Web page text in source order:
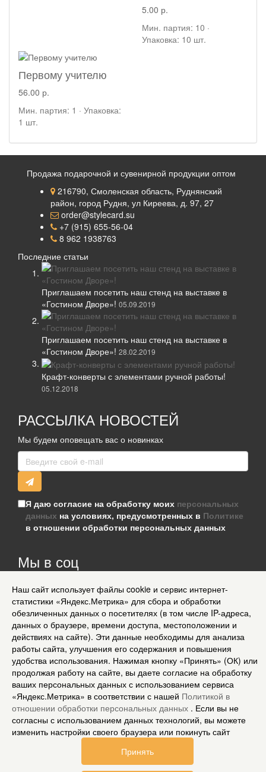
5.00 р.
Мин. партия: 10 ·
Упаковка: 10 шт.
Первому учителю
56.00 р.
Мин. партия: 1 · Упаковка:
1 шт.
Продажа подарочной и сувенирной продукции оптом
216790, Смоленская область, Руднянский
район, город Рудня, ул Киреева, д. 97, 27
order@stylecard.su
+7 (915) 655-56-04
8 962 1938763
Последние статьи
Приглашаем посетить наш стенд на выставке в
«Гостином Дворе»! 05.09.2019
Приглашаем посетить наш стенд на выставке в
«Гостином Дворе»! 28.02.2019
Крафт-конверты с элементами ручной работы!
05.12.2018
РАССЫЛКА НОВОСТЕЙ
Мы будем оповещать вас о новинках
Я даю согласие на обработку моих персональных
данных на условиях, предусмотренных в Политике
в отношении обработки персональных данных
Мы в соц
сетях
Информация для клиентов
Согласие на обработку персональных данных
Доставка
Политика конфиденциальности и защита информации
Условия соглашения
Контакты
Карта сайта
Рассылка
© 2018-2026 Stylecard.su. Все права защищены.
Наш сайт использует файлы cookie и сервис интернет-
статистики «Яндекс.Метрика» для сбора и обработки
обезличенных данных о посетителях (в том числе IP-адреса,
данных о браузере, времени доступа, местоположении и
действиях на сайте). Эти данные необходимы для анализа
работы сайта, улучшения его содержания и повышения
удобства использования. Нажимая кнопку «Принять» (ОК) или
продолжая работу на сайте, вы даете согласие на обработку
ваших персональных данных с использованием сервиса
«Яндекс.Метрика» в соответствии с нашей Политикой в
отношении обработки персональных данных . Если вы не
согласны с использованием данных технологий, вы можете
изменить настройки своего браузера или покинуть сайт
Принять